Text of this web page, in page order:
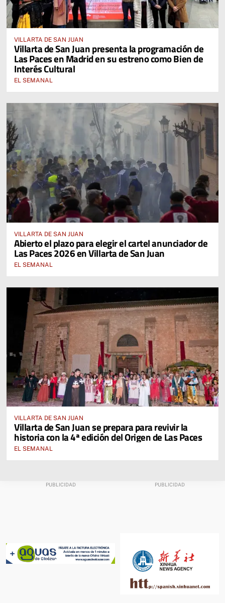
VILLARTA DE SAN JUAN
Villarta de San Juan presenta la programación de
Las Paces en Madrid en su estreno como Bien de
Interés Cultural
EL SEMANAL
VILLARTA DE SAN JUAN
Abierto el plazo para elegir el cartel anunciador de
Las Paces 2026 en Villarta de San Juan
EL SEMANAL
VILLARTA DE SAN JUAN
Villarta de San Juan se prepara para revivir la
historia con la 4ª edición del Origen de Las Paces
EL SEMANAL